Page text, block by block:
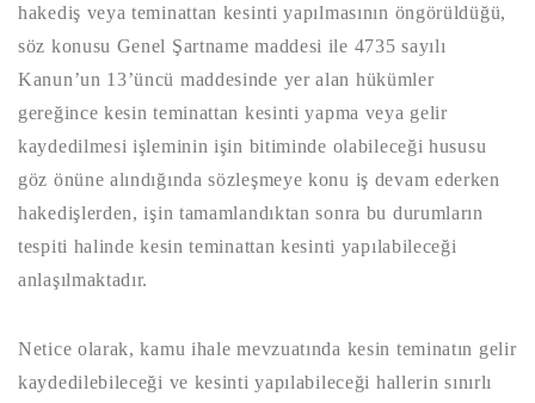
hakediş veya teminattan kesinti yapılmasının öngörüldüğü,
söz konusu Genel Şartname maddesi ile 4735 sayılı
Kanun’un 13’üncü maddesinde yer alan hükümler
gereğince kesin teminattan kesinti yapma veya gelir
kaydedilmesi işleminin işin bitiminde olabileceği hususu
göz önüne alındığında sözleşmeye konu iş devam ederken
hakedişlerden, işin tamamlandıktan sonra bu durumların
tespiti halinde kesin teminattan kesinti yapılabileceği
anlaşılmaktadır.
Netice olarak, kamu ihale mevzuatında kesin teminatın gelir
kaydedilebileceği ve kesinti yapılabileceği hallerin sınırlı